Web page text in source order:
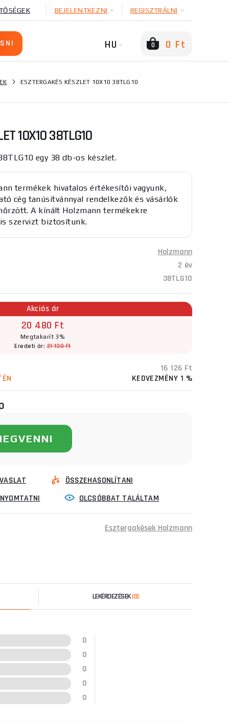
BEJELENTKEZNI REGISZTRÁLNI
HU 0 0 Ft
ESZTERGAKÉS KÉSZLET 10X10 38TLG10
10X10 38TLG10
egy 38 db-os készlet.
termékek hivatalos értékesítői vagyunk,
cég tanúsítvánnyal rendelkezők és vásárlók
A kínált Holzmann termékekre
szervizt biztosítunk.
Holzmann
2 év
38TLG10
Akciós ár
20 480 Ft
Megtakarít 3%
Eredeti ár:21 130 Ft
16 126 Ft
KEDVEZMÉNY 1 %
ÖSSZEHASONLÍTANI
OLCSÓBBAT TALÁLTAM
Esztergakések Holzmann
LEKÉRDEZÉSEK(0)
0
0
0
0
0